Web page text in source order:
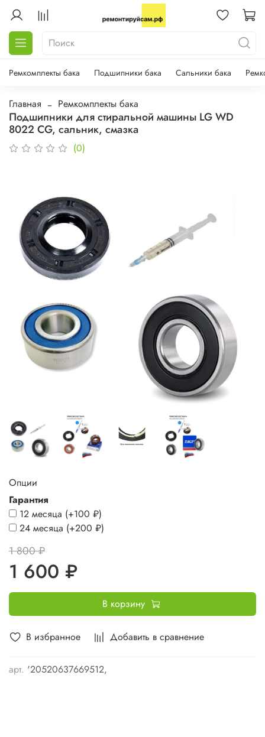
Ремкомплекты бака Подшипники бака Сальники бака
Главная Ремкомплекты бака
Подшипники для стиральной машины LG WD
8022 CG, сальник, смазка
(0)
В избранное Добавить в сравнение
арт. '20520637669512,
Опции
Гарантия
12 месяца (+100 ₽)
24 месяца (+200 ₽)
1 800 ₽
1 600 ₽
В корзину